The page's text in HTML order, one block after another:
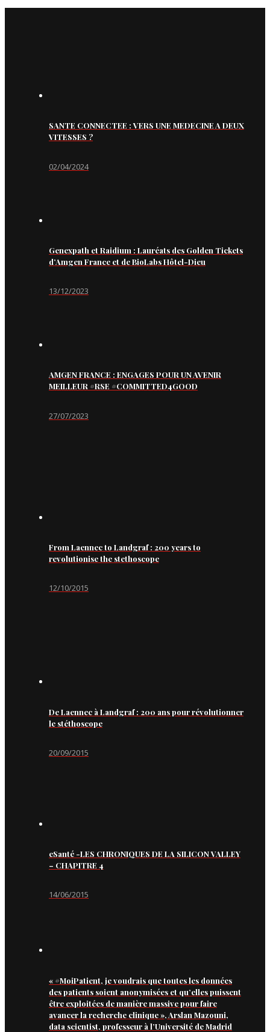
SANTE CONNECTEE : VERS UNE MEDECINE A DEUX
VITESSES ?
02/04/2024
Genexpath et Raidium : Lauréats des Golden Tickets
d’Amgen France et de BioLabs Hôtel-Dieu
13/12/2023
AMGEN FRANCE : ENGAGES POUR UN AVENIR
MEILLEUR #RSE #COMMITTED4GOOD
27/07/2023
From Laennec to Landgraf : 200 years to
revolutionise the stethoscope
12/10/2015
De Laennec à Landgraf : 200 ans pour révolutionner
le stéthoscope
20/09/2015
eSanté -LES CHRONIQUES DE LA SILICON VALLEY
– CHAPITRE 4
14/06/2015
« #MoiPatient, je voudrais que toutes les données
des patients soient anonymisées et qu’elles puissent
être exploitées de manière massive pour faire
avancer la recherche clinique », Arslan Mazouni,
data scientist, professeur à l’Université de Madrid